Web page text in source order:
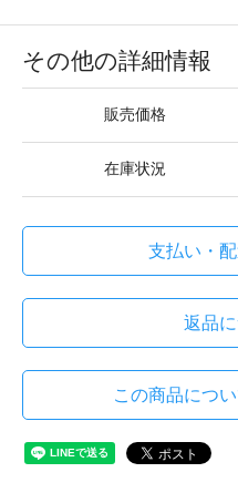
その他の詳細情報
販売価格
在庫状況
支払い・
返品
この商品につ